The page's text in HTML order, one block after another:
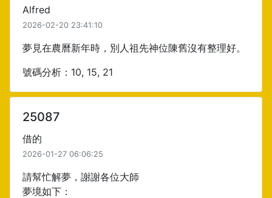
Alfred
2026-02-20 23:41:10
夢見在農曆新年時，別人祖先神位陳舊沒有整理好。
號碼分析：10, 15, 21
25087
借的
2026-01-27 06:06:25
請幫忙解夢，謝謝各位大師
夢境如下：